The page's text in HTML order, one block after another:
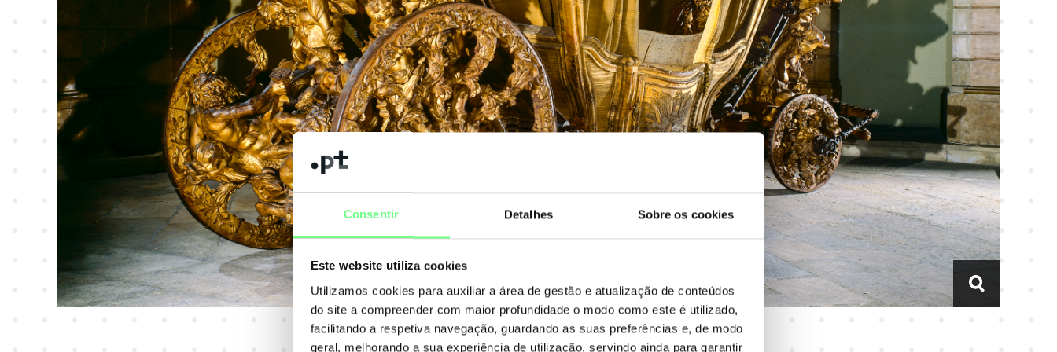
Consentir Detalhes Sobre os cookies
Este website utiliza cookies
Utilizamos cookies para auxiliar a área de gestão e atualização de conteúdos
do site a compreender com maior profundidade o modo como este é utilizado,
facilitando a respetiva navegação, guardando as suas preferências e, de modo
geral, melhorando a sua experiência de utilização, servindo ainda para garantir